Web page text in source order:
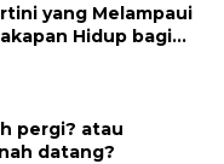
yang Melampaui
pergi? atau
datang?